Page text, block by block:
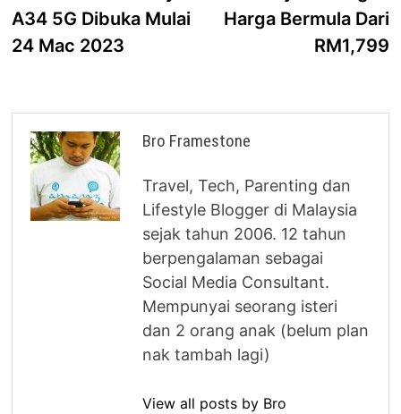
A34 5G Dibuka Mulai
24 Mac 2023
Harga Bermula Dari
RM1,799
Bro Framestone
Travel, Tech, Parenting dan
Lifestyle Blogger di Malaysia
sejak tahun 2006. 12 tahun
berpengalaman sebagai
Social Media Consultant.
Mempunyai seorang isteri
dan 2 orang anak (belum plan
nak tambah lagi)
View all posts by Bro